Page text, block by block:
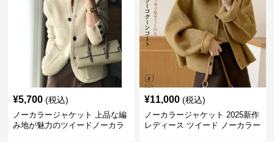
¥5,700 (税込)
ノーカラージャケット 上品な編
み地が魅力のツイードノーカラ
¥11,000 (税込)
ノーカラージャケット 2025新作
レディース ツイード ノーカラー